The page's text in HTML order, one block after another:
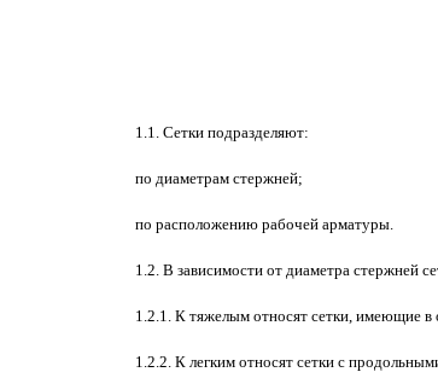
1.1. Сетки подразделяют:
по диаметрам стержней;
по расположению рабочей арматуры.
1.2. В зависимости от диаметра стержней
1.2.1. К тяжелым относят сетки, имеющие
1.2.2. К легким относят сетки с